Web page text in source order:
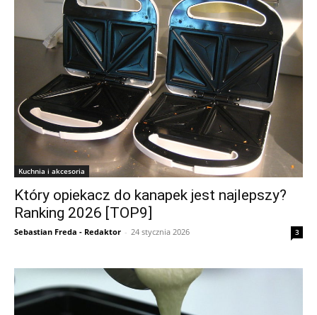
Kuchnia i akcesoria
Który opiekacz do kanapek jest najlepszy?
Ranking 2026 [TOP9]
Sebastian Freda - Redaktor - 24 stycznia 2026 3